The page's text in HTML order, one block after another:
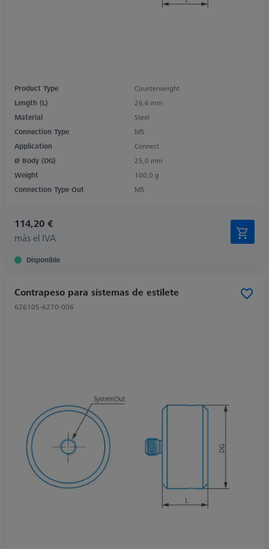
Product Type
Counterweight
Length (L)
26,6 mm
Material
Steel
Connection Type
M5
Application
Connect
Ø Body (DG)
25,0 mm
Weight
100,0 g
Connection Type Out
M5
114,20 €
más el IVA
Disponible
Contrapeso para sistemas de estilete
626105-6270-006